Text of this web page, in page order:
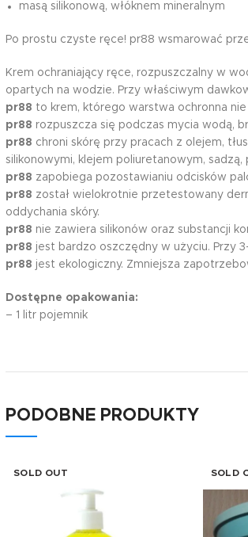
masą silikonową, włóknem mineralnym
Po prostu czyste ręce! pr88 wsmarować
Krem ochraniający ręce, rozpuszczalny w
opartych na wodzie. Przy właściwym
pr88 to krem, którego warstwa ochronna
pr88 rozpuszcza się podczas mycia wodą,
pr88 chroni skórę przy pracach z olejem,
silikonowymi, klejem poliuretanowym, sadzą,
pr88 zapobiega pozostawianiu odcisków
pr88 został wielokrotnie przetestowany
oddychania skóry.
pr88 nie zawiera silikonów oraz substancji
pr88 jest bardzo oszczędny w użyciu. Przy
pr88 jest ekologiczny. Zmniejsza
Dostępne opakowania:
– 1 litr pojemnik
PODOBNE PRODUKTY
SOLD OUT SOLD